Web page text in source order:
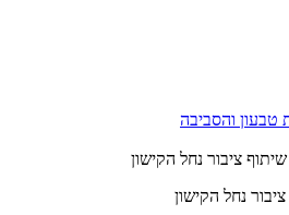
טבעון והסביבה
ציבור נחל הקישון
נחל הקישון